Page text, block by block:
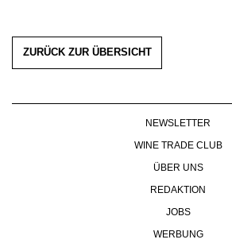
ZURÜCK ZUR ÜBERSICHT
NEWSLETTER
WINE TRADE CLUB
ÜBER UNS
REDAKTION
JOBS
WERBUNG